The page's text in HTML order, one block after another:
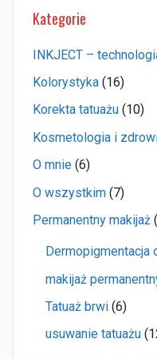
Kategorie
INKJECT –
Kolorystyka (16)
Korekta tatuażu (10)
Kosmetologia i
O mnie (6)
O wszystkim (7)
Permanentny makijaż
Dermopigmentacja
makijaż
Tatuaż brwi (6)
usuwanie tatuażu